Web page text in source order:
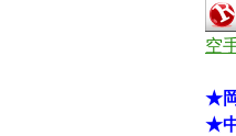
空
★
★